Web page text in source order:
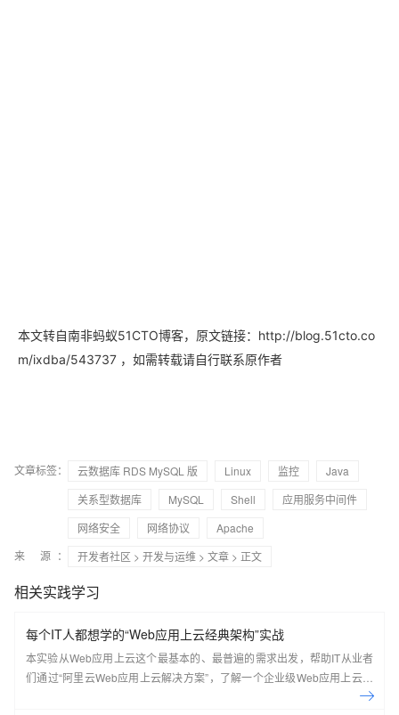
本文转自南非蚂蚁51CTO博客，原文链接：http://blog.51cto.co
m/ixdba/543737 ，如需转载请自行联系原作者
文章标签： 云数据库 RDS MySQL 版 Linux 监控
Java
关系型数据库
MySQL Shell
应用服务中间件
网络安全
网络协议
Apache
来 源：
开发者社区 > 开发与运维 > 文章 > 正文
相关实践学习
每个IT人都想学的“Web应用上云经典架构”实战
本实验从Web应用上云这个最基本的、最普遍的需求出发，帮助IT从业者
们通过“阿里云Web应用上云解决方案”，了解一个企业级Web应用上云的